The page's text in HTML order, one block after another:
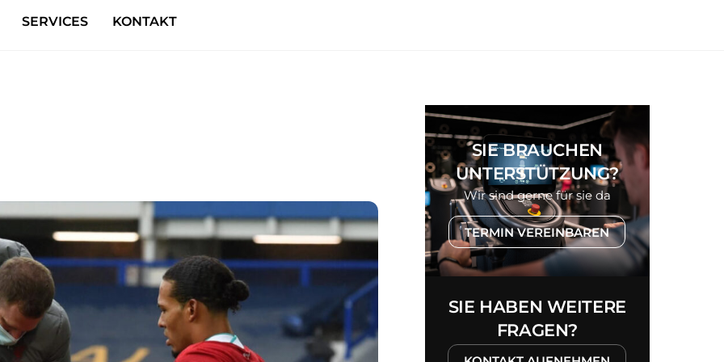
SERVICES KONTAKT
SIE BRAUCHEN
UNTERSTÜTZUNG?
Wir sind gerne für sie da
TERMIN VEREINBAREN
SIE HABEN WEITERE
FRAGEN?